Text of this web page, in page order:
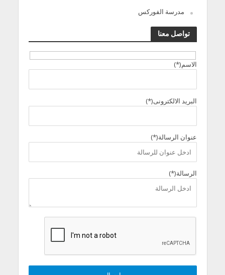
مدرسة الفوركس
تواصل معنا
الاسم(*)
البريد الالكترونى(*)
عنوان الرسالة(*)
الرسالة(*)